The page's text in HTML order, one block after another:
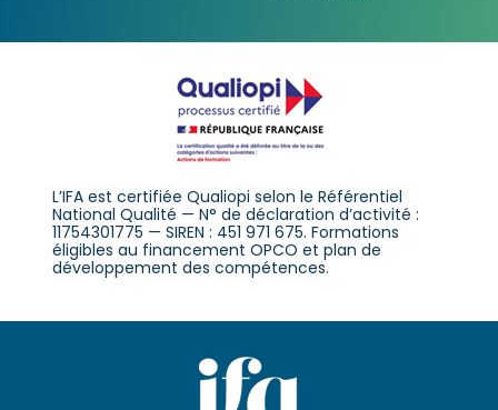
L’IFA est certifiée Qualiopi selon le Référentiel
National Qualité — N° de déclaration d’activité :
11754301775 — SIREN : 451 971 675. Formations
éligibles au financement OPCO et plan de
développement des compétences.